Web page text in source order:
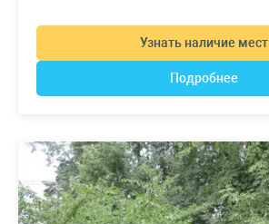
Узнать наличие мест
Подробнее